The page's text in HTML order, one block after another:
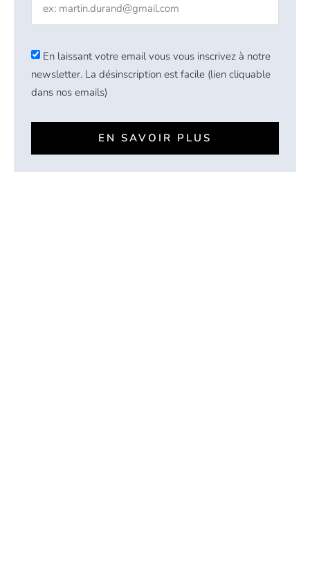
En laissant votre email vous vous inscrivez à notre
newsletter. La désinscription est facile (lien cliquable
dans nos emails)
EN SAVOIR PLUS